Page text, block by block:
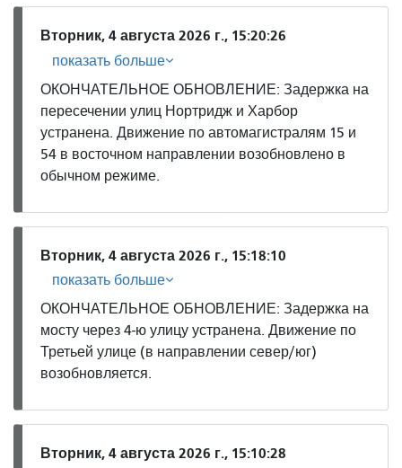
Вторник, 4 августа 2026 г., 15:20:26
показать больше
ОКОНЧАТЕЛЬНОЕ ОБНОВЛЕНИЕ: Задержка на
пересечении улиц Нортридж и Харбор
устранена. Движение по автомагистралям 15 и
54 в восточном направлении возобновлено в
обычном режиме.
Вторник, 4 августа 2026 г., 15:18:10
показать больше
ОКОНЧАТЕЛЬНОЕ ОБНОВЛЕНИЕ: Задержка на
мосту через 4-ю улицу устранена. Движение по
Третьей улице (в направлении север/юг)
возобновляется.
Вторник, 4 августа 2026 г., 15:10:28